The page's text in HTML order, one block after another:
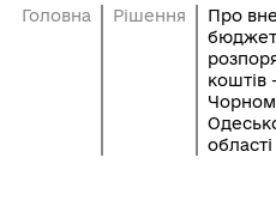
Головна Рішення
Про
коштів